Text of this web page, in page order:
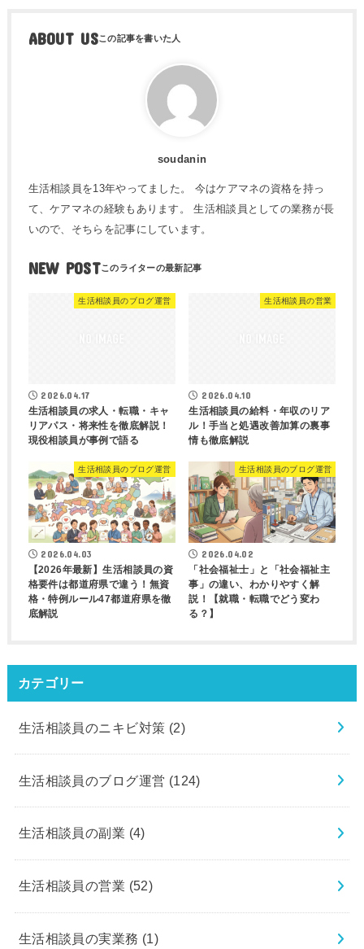
ABOUT US
soudanin
生活相談員を13年やってました。 今はケアマネの資格を持っ
て、ケアマネの経験もあります。 生活相談員としての業務が長
いので、そちらを記事にしています。
NEW POST
生活相談員のブログ運営
2026.04.17
生活相談員の求人・転職・キャ
リアパス・将来性を徹底解説！
現役相談員が事例で語る
生活相談員の営業
2026.04.10
生活相談員の給料・年収のリア
ル！手当と処遇改善加算の裏事
情も徹底解説
生活相談員のブログ運営
2026.04.03
【2026年最新】生活相談員の資
格要件は都道府県で違う！無資
格・特例ルール47都道府県を徹
底解説
生活相談員のブログ運営
2026.04.02
「社会福祉士」と「社会福祉主
事」の違い、わかりやすく解
説！【就職・転職でどう変わ
る？】
カテゴリー
生活相談員のニキビ対策 (2)
生活相談員のブログ運営 (124)
生活相談員の副業 (4)
生活相談員の営業 (52)
生活相談員の実業務 (1)